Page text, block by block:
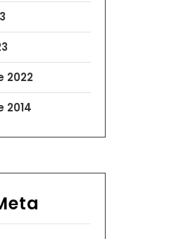
2022
2014